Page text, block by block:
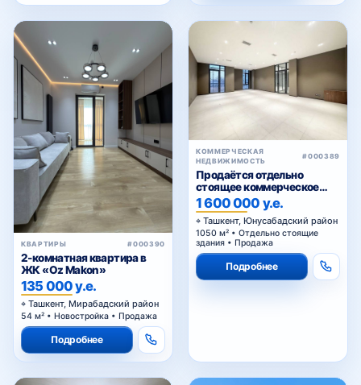
КВАРТИРЫ #000390
2-комнатная квартира в
ЖК «Oz Makon»
135 000 у.е.
Ташкент, Мирабадский район
54 м² • Новостройка • Продажа
Подробнее
#000389
Продаётся отдельно
стоящее коммерческое
здание
1 600 000 у.е.
Ташкент, Юнусабадский район
1050 м² • Отдельно стоящие
здания • Продажа
Подробнее